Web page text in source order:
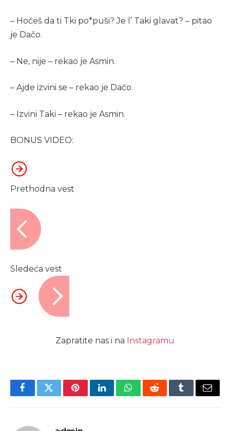
– Hoćeš da ti Tki po*puši? Je l’ Taki glavat? – pitao
je Dačo.
– Ne, nije – rekao je Asmin.
– Ajde izvini se – rekao je Dačo.
– Izvini Taki – rekao je Asmin.
BONUS VIDEO:
Prethodna vest
Sledeća vest
Zapratite nas i na Instagramu
FacebookTwitterPinterestLinkedInWhatsAppRedditTumblrEmail